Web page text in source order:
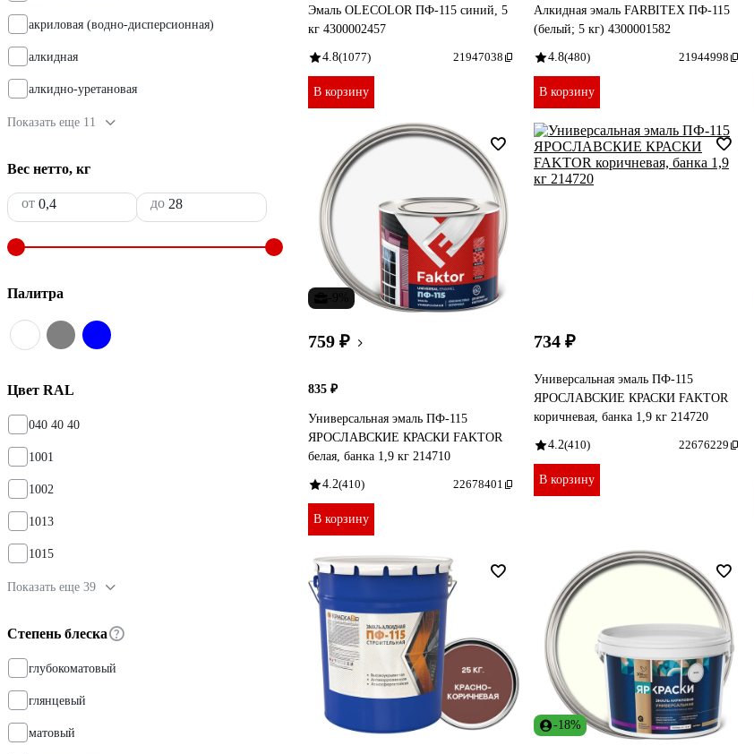
акриловая (водно-дисперсионная)
алкидная
алкидно-уретановая
Показать еще 11
Вес нетто, кг
от до
Палитра
Цвет RAL
040 40 40
1001
1002
1013
1015
Показать еще 39
Степень блеска
глубокоматовый
глянцевый
матовый
Эмаль OLECOLOR ПФ-115 синий, 5
кг 4300002457
4.8(1077) 21947038
В корзину
Алкидная эмаль FARBITEX ПФ-115
(белый; 5 кг) 4300001582
4.8(480) 21944998
В корзину
759 ₽
835 ₽
Универсальная эмаль ПФ-115
ЯРОСЛАВСКИЕ КРАСКИ FAKTOR
белая, банка 1,9 кг 214710
4.2(410) 22678401
В корзину
734 ₽
Универсальная эмаль ПФ-115
ЯРОСЛАВСКИЕ КРАСКИ FAKTOR
коричневая, банка 1,9 кг 214720
4.2(410) 22676229
В корзину
-18%